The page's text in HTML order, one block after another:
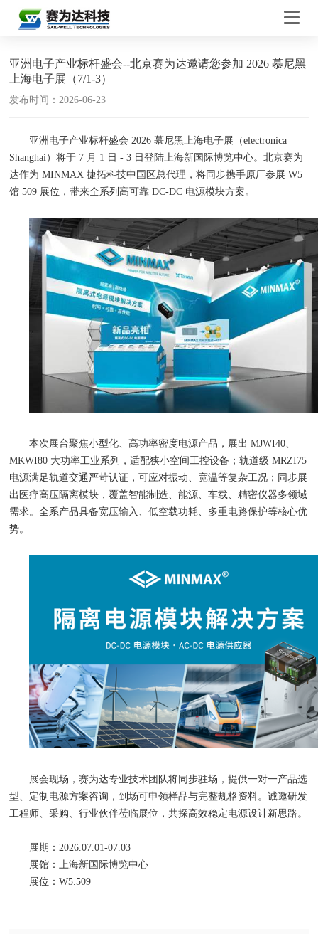
亚洲电子产业标杆盛会--北京赛为达邀请您参加 2026 慕尼黑
上海电子展（7/1-3）
发布时间：2026-06-23
亚洲电子产业标杆盛会 2026慕尼黑上海电子展（electronica
Shanghai）将于 7 月 1 日 - 3 日登陆上海新国际博览中心。北京赛为
达作为 MINMAX捷拓科技中国区总代理，将同步携手原厂参展 W5
馆 509 展位，带来全系列高可靠 DC-DC 电源模块方案。
本次展台聚焦小型化、高功率密度电源产品，展出 MJWI40
MKWI80 大功率工业系列，适配狭小空间工控设备；轨道级 MRZI75
电源满足轨道交通严苛认证，可应对振动、宽温等复杂工况；同步展
出医疗高压隔离模块，覆盖智能制造、能源、车载、精密仪器多领域
需求。全系产品具备宽压输入、低空载功耗、多重电路保护等核心优
势。
展会现场，赛为达专业技术团队将同步驻场，提供一对一产品选
型、定制电源方案咨询，到场可申领样品与完整规格资料。诚邀研发
工程师、采购、行业伙伴莅临展位，共探高效稳定电源设计新思路。
展期：2026.07.01-07.03
展馆：上海新国际博览中心
展位：W5.509